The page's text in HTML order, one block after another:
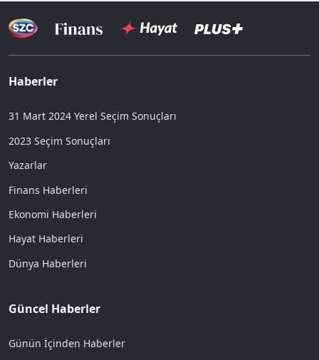
Haberler
31 Mart 2024 Yerel Seçim Sonuçları
2023 Seçim Sonuçları
Yazarlar
Finans Haberleri
Ekonomi Haberleri
Hayat Haberleri
Dünya Haberleri
Güncel Haberler
Günün İçinden Haberler